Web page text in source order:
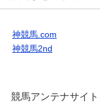
神競馬.com
神競馬2nd
競馬アンテナサイト